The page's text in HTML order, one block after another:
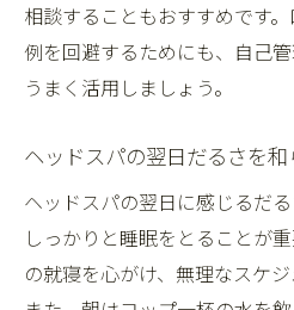
相談することもおすすめです
例を回避するためにも、自己
うまく活用しましょう。
ヘッドスパの翌日だるさを
ヘッドスパの翌日に感じるだ
しっかりと睡眠をとることが
の就寝を心がけ、無理なスケジ